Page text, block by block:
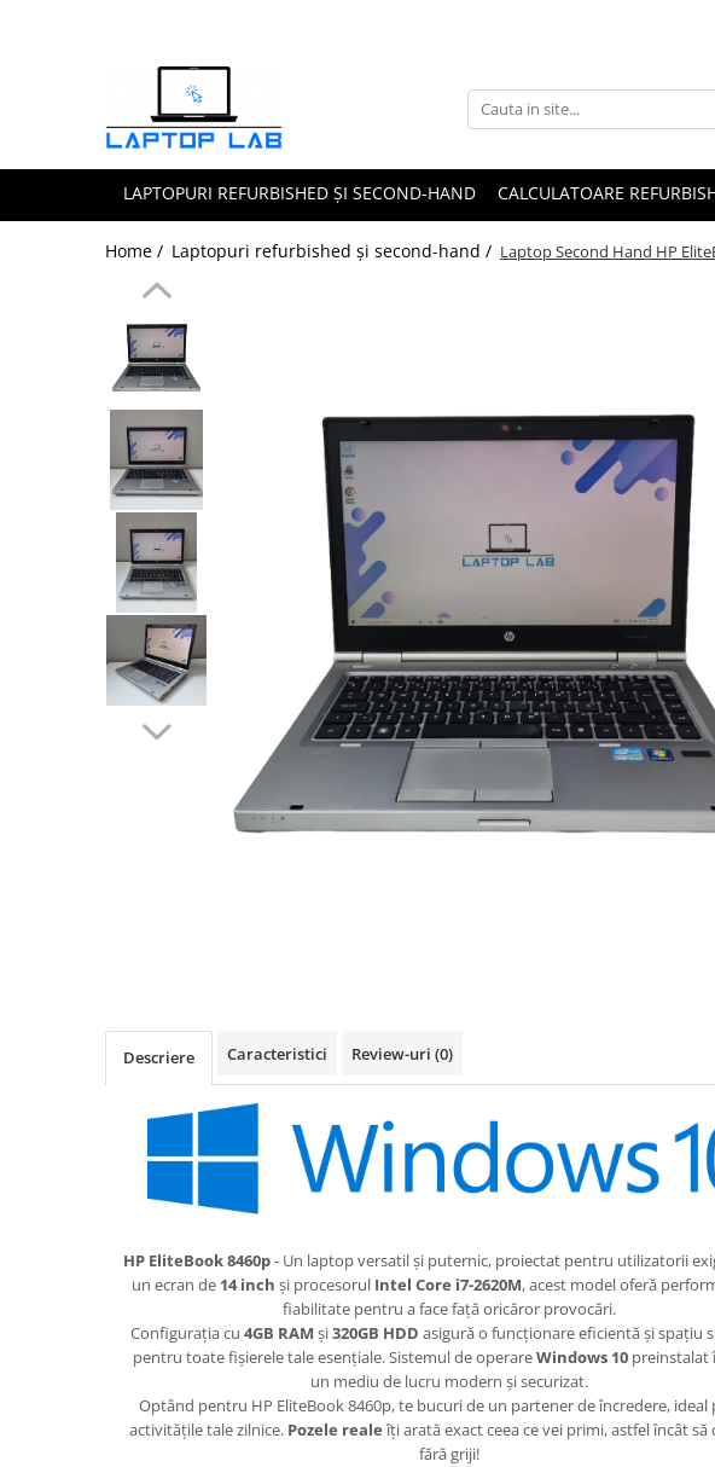
Genți și huse
Mouseuri
LAPTOPURI REFURBISHED ȘI SECOND-HAND CALCULATOARE
Home / Laptopuri refurbished și second-hand / Laptop Second Hand HP
Descriere Caracteristici Review-uri (0)
HP EliteBook 8460p- Un laptop versatil și puternic, proiectat pentru utilizatorii
un ecran de 14 inch și procesorul Intel Core i7-2620M, acest model oferă
fiabilitate pentru a face față oricăror provocări.
Configurația cu 4GB RAM și320GB HDD asigură o funcționare eficientă și spațiu
pentru toate fișierele tale esențiale. Sistemul de operareWindows 10preinstalat
un mediu de lucru modern și securizat.
Optând pentru HP EliteBook 8460p, te bucuri de un partener de încredere, ideal
activitățile tale zilnice. Pozele realeîți arată exact ceea ce vei primi, astfel încât să
fără griji!